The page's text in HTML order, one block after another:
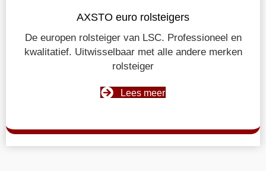
AXSTO euro rolsteigers
De europen rolsteiger van LSC. Professioneel en
kwalitatief. Uitwisselbaar met alle andere merken
rolsteiger
Lees meer